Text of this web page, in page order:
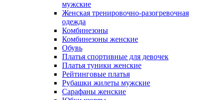
мужские
Женская тренировочно-разогревочная
одежда
Комбинезоны
Комбинезоны женские
Обувь
Платья спортивные для девочек
Платья туники женские
Рейтинговые платья
Рубашки жилеты мужские
Сарафаны женские